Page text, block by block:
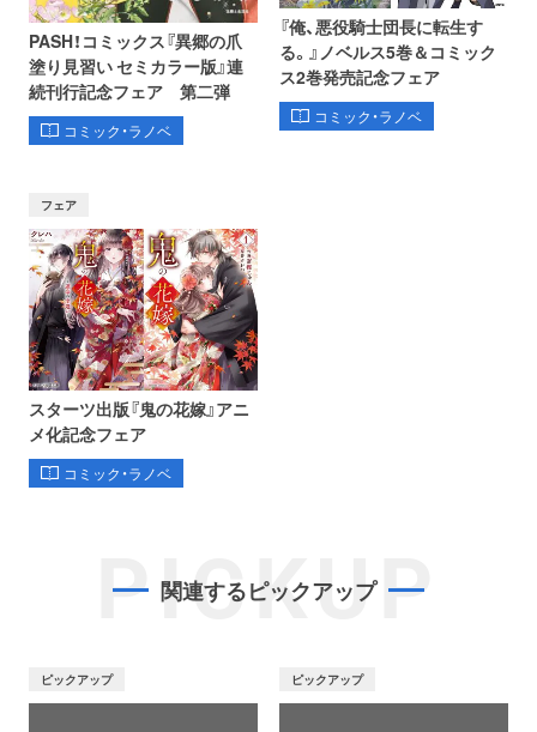
PASH！コミックス『異郷の爪
塗り見習い セミカラー版』連
続刊行記念フェア 第二弾
コミック・ラノベ
フェア
スターツ出版『鬼の花嫁』アニ
メ化記念フェア
コミック・ラノベ
『俺、悪役騎士団長に転生す
る。』ノベルス5巻＆コミック
ス2巻発売記念フェア
コミック・ラノベ
PICKUP
関連するピックアップ
ピックアップ ピックアップ